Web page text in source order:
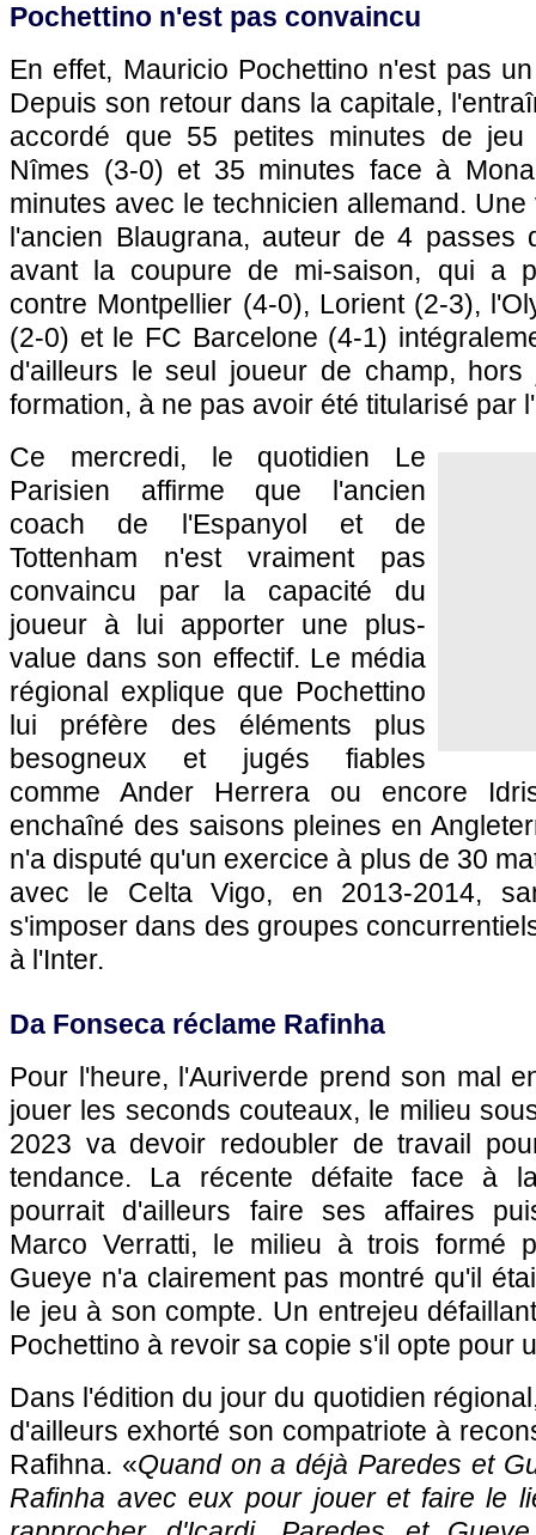
Pochettino n'est pas convaincu
En effet, Mauricio Pochettino n'est pas
Depuis son retour dans la capitale,
accordé que 55 petites minutes de
Nîmes (3-0) et 35 minutes face à
minutes avec le technicien allemand.
l'ancien Blaugrana, auteur de 4 passes
avant la coupure de mi-saison, qui a
contre Montpellier (4-0), Lorient (2-3),
(2-0) et le FC Barcelone (4-1)
d'ailleurs le seul joueur de champ,
formation, à ne pas avoir été titularisé par
Ce mercredi, le quotidien Le
Parisien affirme que l'ancien
coach de l'Espanyol et de
Tottenham n'est vraiment pas
convaincu par la capacité du
joueur à lui apporter une plus-
value dans son effectif. Le média
régional explique que Pochettino
lui préfère des éléments plus
besogneux et jugés fiables
comme Ander Herrera ou encore
enchaîné des saisons pleines en
n'a disputé qu'un exercice à plus de 30
avec le Celta Vigo, en 2013-2014,
s'imposer dans des groupes
à l'Inter.
Da Fonseca réclame Rafinha
Pour l'heure, l'Auriverde prend son mal
jouer les seconds couteaux, le milieu
2023 va devoir redoubler de travail
tendance. La récente défaite face à
pourrait d'ailleurs faire ses affaires
Marco Verratti, le milieu à trois formé
Gueye n'a clairement pas montré qu'il
le jeu à son compte. Un entrejeu
Pochettino à revoir sa copie s'il opte pour
Dans l'édition du jour du quotidien
d'ailleurs exhorté son compatriote à
Rafihna. «Quand on a déjà Paredes et
Rafinha avec eux pour jouer et faire le